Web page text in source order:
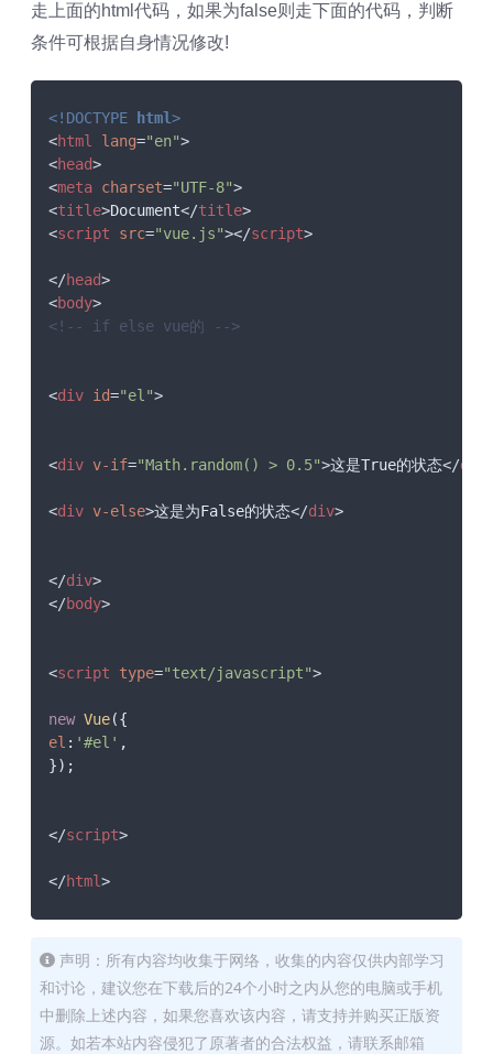
走上面的html代码，如果为false则走下面的代码，判断
条件可根据自身情况修改!
<!DOCTYPE html>
<html lang="en">
<head>
<meta charset="UTF-8">
<title>Document</title>
<script src="vue.js"></script>
</head>
<body>
<!-- if else vue的 -->
<div id="el">
<div v-if="Math.random() > 0.5">这是True的状态</div
<div v-else>这是为False的状态</div>
</div>
</body>
<script type="text/javascript">
new Vue
el : '#el' ,
});
</script>
</html>
声明：所有内容均收集于网络，收集的内容仅供内部学习
和讨论，建议您在下载后的24个小时之内从您的电脑或手机
中删除上述内容，如果您喜欢该内容，请支持并购买正版资
源。如若本站内容侵犯了原著者的合法权益，请联系邮箱